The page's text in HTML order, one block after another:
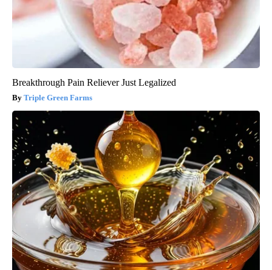
Breakthrough Pain Reliever Just Legalized
Triple Green Farms